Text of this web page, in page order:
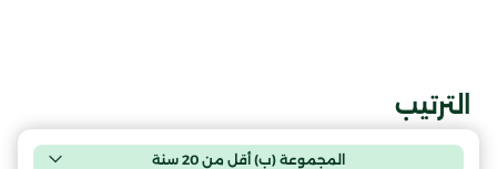
الترتيب
المجموعة (ب) أقل من 20 سنة